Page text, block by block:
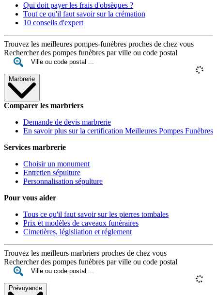
Qui doit payer les frais d'obsèques ?
Tout ce qu'il faut savoir sur la crémation
10 conseils d'expert
Trouvez les meilleures pompes-funèbres proches de chez vous
Rechercher des pompes funèbres par ville ou code postal
Marbrerie
Comparer les marbriers
Demande de devis marbrerie
En savoir plus sur la certification Meilleures Pompes Funèbres
Services marbrerie
Choisir un monument
Entretien sépulture
Personnalisation sépulture
Pour vous aider
Tous ce qu'il faut savoir sur les pierres tombales
Prix et modèles de caveaux funéraires
Cimetières, législiation et réglement
Trouvez les meilleurs marbriers proches de chez vous
Rechercher des pompes funèbres par ville ou code postal
Prévoyance